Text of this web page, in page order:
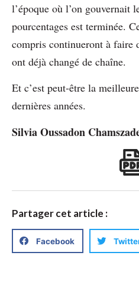
l’époque où l’on gouvernait
pourcentages est terminée.
compris continueront à faire
ont déjà changé de chaîne.
Et c’est peut-être la
dernières années.
Silvia Oussadon
Partager cet article :
Facebook